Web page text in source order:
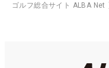
ゴルフ総合サイト ALBA Net